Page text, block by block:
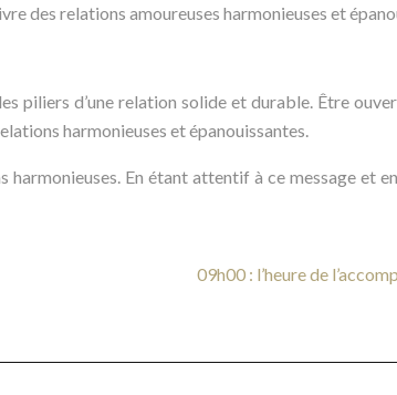
des relations amoureuses harmonieuses et
piliers d’une relation solide et durable. Être
harmonieuses et épanouissantes.
En étant attentif à ce message et
09h00 : l’heure de